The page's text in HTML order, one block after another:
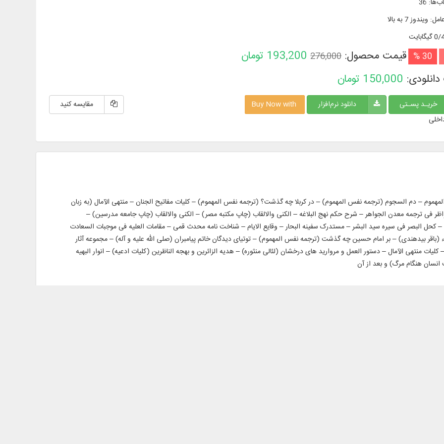
:
36
: ویندوز 7 به بالا
30 % قیمت محصول:276,000
193,200 تومان
150,000 تومان
خریـد پسـتی دانلود نرم‌افزار مقایسه کنید
کتاب در ۴۸ جلد: – نفس المهموم – دم السجوم (ترجمه نفس المهموم) – در کربلا چه گذشت؟ (ترجمه نفس المهموم) – کلیات مفاتیح الجنان – منتهی الآمال (به زبان
فی ترجمه معدن الجواهر – شرح حکم نهج البلاغه – الکنی والالقاب (چاپ مکتبه مصر) – الکنی والالقاب (چاپ جامعه مدرسین) –
– کحل البصر فی سیره سید البشر – مستدرک سفینه البحار – وقایع الایام – شناخت نامه محدث قمی – مقامات العلیه فی موجبات السعادت
(باقر بیدهندی) – بر امام حسین چه گذشت (ترجمه نفس المهموم) – توتیای دیدگان خاتم پیامبران (صلی الله علیه و آله) – مجموعه آثار
منتهی الآمال – دستور العمل و مروارید های درخشان (لئالی منثوره) – هدیه الزائرین و بهجه الناظرین (کلیات ادعیه) – انوار البهیه
انسان هنگام مرگ) و بعد از آن